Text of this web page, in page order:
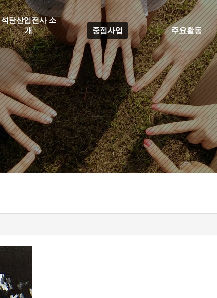
석탄산업전사 소
개
중점사업 주요활동